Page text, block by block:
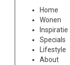
Home
Wonen
Inspiratie
Specials
Lifestyle
About